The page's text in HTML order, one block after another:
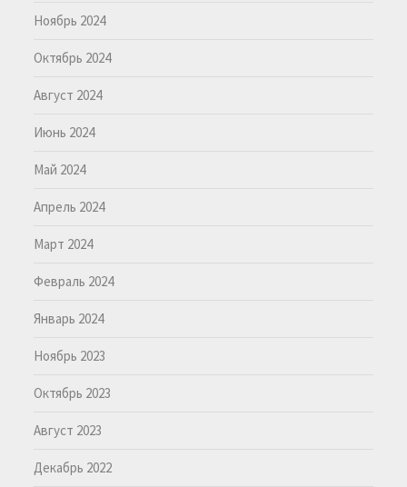
Ноябрь 2024
Октябрь 2024
Август 2024
Июнь 2024
Май 2024
Апрель 2024
Март 2024
Февраль 2024
Январь 2024
Ноябрь 2023
Октябрь 2023
Август 2023
Декабрь 2022